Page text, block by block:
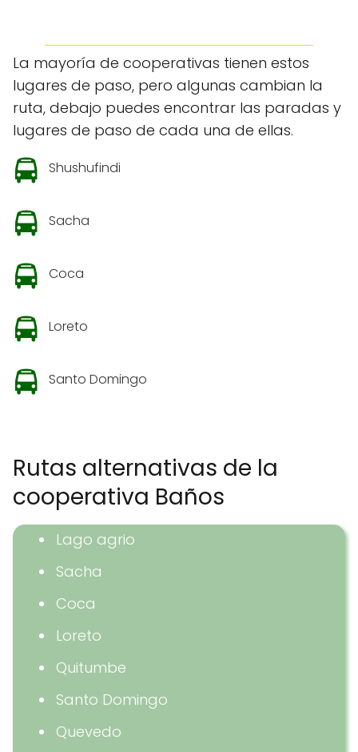
La mayoría de cooperativas tienen estos
lugares de paso, pero algunas cambian la
ruta, debajo puedes encontrar las paradas y
lugares de paso de cada una de ellas.
Shushufindi
Sacha
Coca
Loreto
Santo Domingo
Rutas alternativas de la
cooperativa Baños
Lago agrio
Sacha
Coca
Loreto
Quitumbe
Santo Domingo
Quevedo